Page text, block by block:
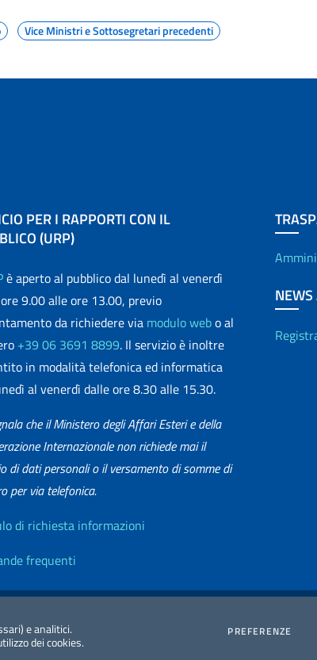
e analitici.
dei cookies.
PREFERENZE
Vice Ministri e Sottosegretari precedenti
PER I RAPPORTI CON IL
(URP)
è aperto al pubblico dal lunedì al venerdì
9.00 alle ore 13.00, previo
da richiedere via modulo webo al
+39 06 3691 8899. Il servizio è inoltre
in modalità telefonica ed informatica
al venerdì dalle ore 8.30 alle 15.30.
che il Ministero degli Affari Esteri e della
Internazionale non richiede mai il
di dati personali o il versamento di somme di
per via telefonica.
utili
di richiesta informazioni
frequenti
Redazione Esteri
2026 Copyright